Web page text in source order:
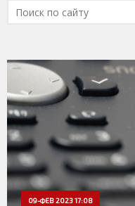
09-ФЕВ 2023 17:08